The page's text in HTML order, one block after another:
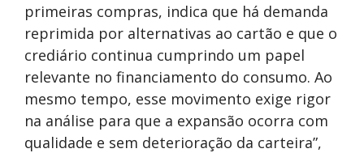
primeiras compras, indica que há demanda
reprimida por alternativas ao cartão e que o
crediário continua cumprindo um papel
relevante no financiamento do consumo. Ao
mesmo tempo, esse movimento exige rigor
na análise para que a expansão ocorra com
qualidade e sem deterioração da carteira”,